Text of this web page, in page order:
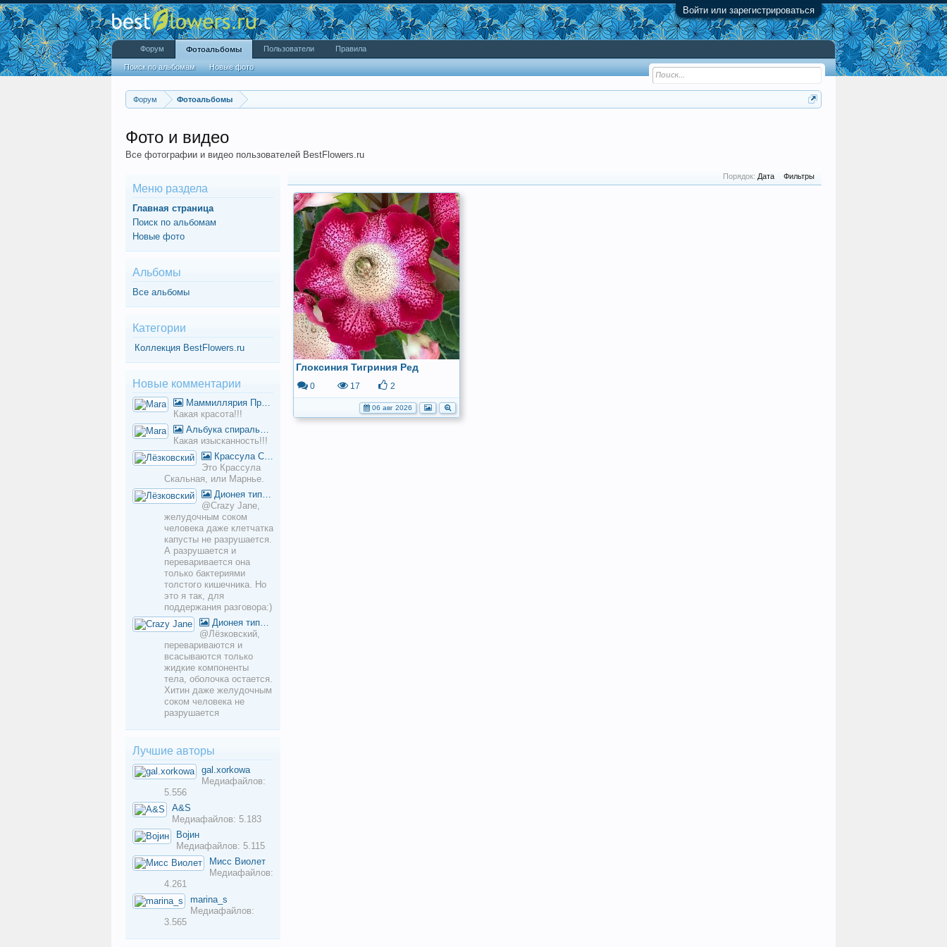
Войти или зарегистрироваться
Форум Фотоальбомы
Фото и видео
Все фотографии и видео пользователей BestFlowers.ru
Порядок: Дата Фильтры
Глоксиния Тигриния Ред
0 17 2
06 авг 2026
Меню раздела
Главная страница
Поиск по альбомам
Новые фото
Альбомы
Все альбомы
Категории
Коллекция BestFlowers.ru
Новые комментарии
Маммиллярия Пролифера (Mammillaria prolifera)
Какая красота!!!
Альбука спиральная
Какая изысканность!!!
Крассула Скальная, Марнье
Это Крассула
Скальная, или Марнье.
Дионея типичная
@Crazy Jane,
желудочным соком
человека даже клетчатка
капусты не разрушается.
А разрушается и
переваривается она
только бактериями
толстого кишечника. Но
это я так, для
поддержания разговора:)
Дионея типичная
@Лёзковский,
перевариваются и
всасываются только
жидкие компоненты
тела, оболочка остается.
Хитин даже желудочным
соком человека не
разрушается
Лучшие авторы
gal.xorkowa
Медиафайлов:
5.556
A&S
Медиафайлов: 5.183
Војин
Медиафайлов: 5.115
Мисс Виолет
Медиафайлов:
4.261
marina_s
Медиафайлов:
3.565
Форум Фотоальбомы
Поиск по альбомам Новые фото
Пользователи Правила